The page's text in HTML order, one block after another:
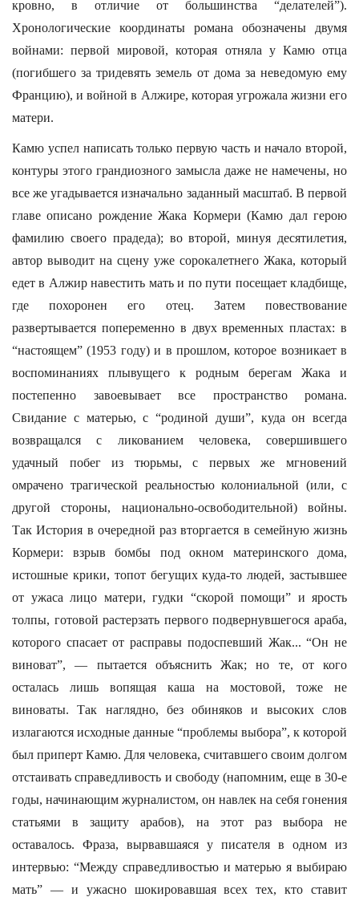
кровно, в отличие от большинства “делателей”).
Хронологические координаты романа обозначены двумя
войнами: первой мировой, которая отняла у Камю отца
(погибшего за тридевять земель от дома за неведомую ему
Францию), и войной в Алжире, которая угрожала жизни его
матери.
Камю успел написать только первую часть и начало второй,
контуры этого грандиозного замысла даже не намечены, но
все же угадывается изначально заданный масштаб. В первой
главе описано рождение Жака Кормери (Камю дал герою
фамилию своего прадеда); во второй, минуя десятилетия,
автор выводит на сцену уже сорокалетнего Жака, который
едет в Алжир навестить мать и по пути посещает кладбище,
где похоронен его отец. Затем повествование
развертывается попеременно в двух временных пластах: в
“настоящем” (1953 году) и в прошлом, которое возникает в
воспоминаниях плывущего к родным берегам Жака и
постепенно завоевывает все пространство романа.
Свидание с матерью, с “родиной души”, куда он всегда
возвращался с ликованием человека, совершившего
удачный побег из тюрьмы, с первых же мгновений
омрачено трагической реальностью колониальной (или, с
другой стороны, национально-освободительной) войны.
Так История в очередной раз вторгается в семейную жизнь
Кормери: взрыв бомбы под окном материнского дома,
истошные крики, топот бегущих куда-то людей, застывшее
от ужаса лицо матери, гудки “скорой помощи” и ярость
толпы, готовой растерзать первого подвернувшегося араба,
которого спасает от расправы подоспевший Жак... “Он не
виноват”, — пытается объяснить Жак; но те, от кого
осталась лишь вопящая каша на мостовой, тоже не
виноваты. Так наглядно, без обиняков и высоких слов
излагаются исходные данные “проблемы выбора”, к которой
был приперт Камю. Для человека, считавшего своим долгом
отстаивать справедливость и свободу (напомним, еще в 30-е
годы, начинающим журналистом, он навлек на себя гонения
статьями в защиту арабов), на этот раз выбора не
оставалось. Фраза, вырвавшаяся у писателя в одном из
интервью: “Между справедливостью и матерью я выбираю
мать” — и ужасно шокировавшая всех тех, кто ставит